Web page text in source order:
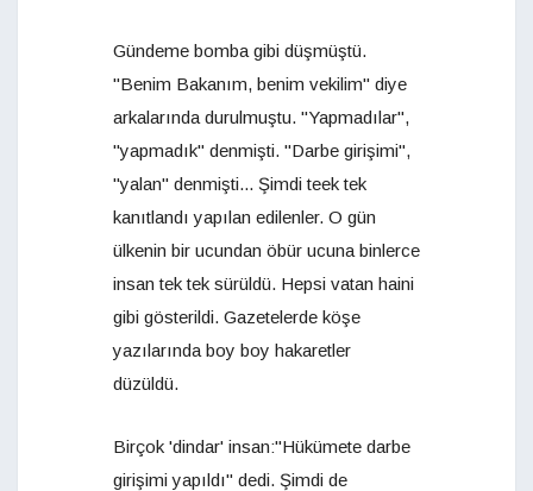
Gündeme bomba gibi düşmüştü.
"Benim Bakanım, benim vekilim" diye
arkalarında durulmuştu. "Yapmadılar",
"yapmadık" denmişti. "Darbe girişimi",
"yalan" denmişti... Şimdi teek tek
kanıtlandı yapılan edilenler. O gün
ülkenin bir ucundan öbür ucuna binlerce
insan tek tek sürüldü. Hepsi vatan haini
gibi gösterildi. Gazetelerde köşe
yazılarında boy boy hakaretler
düzüldü.
Birçok 'dindar' insan:"Hükümete darbe
girişimi yapıldı" dedi. Şimdi de